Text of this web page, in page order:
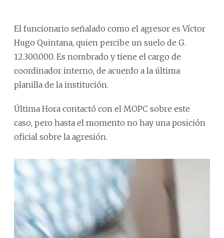
El funcionario señalado como el agresor es Víctor
Hugo Quintana, quien percibe un suelo de G.
12.300.000. Es nombrado y tiene el cargo de
coordinador interno, de acuerdo a la última
planilla de la institución.
Última Hora contactó con el MOPC sobre este
caso, pero hasta el momento no hay una posición
oficial sobre la agresión.